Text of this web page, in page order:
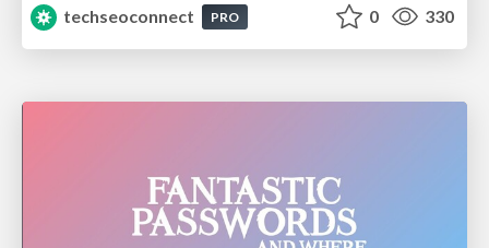
techseoconnect
PRO 0 330